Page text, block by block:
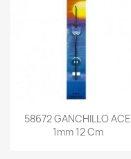
58672 GANCHILLO ACE
1mm 12 Cm